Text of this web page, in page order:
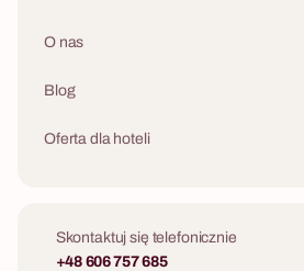
O nas
Blog
Oferta dla hoteli
Skontaktuj się telefonicznie
+48 606 757 685